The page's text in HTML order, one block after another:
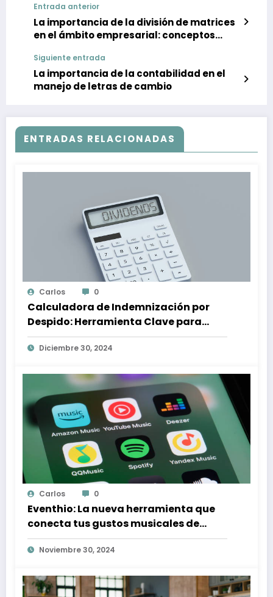
Entrada anterior
La importancia de la división de matrices
en el ámbito empresarial: conceptos
Siguiente entrada
La importancia de la contabilidad en el
manejo de letras de cambio
ENTRADAS RELACIONADAS
Carlos 0
Calculadora de Indemnización por
Despido: Herramienta Clave para
Proteger tus Derechos Laborales
Diciembre 30, 2024
Carlos 0
Eventhio: La nueva herramienta que
conecta tus gustos musicales de
Spotify con conciertos en tu zona
Noviembre 30, 2024